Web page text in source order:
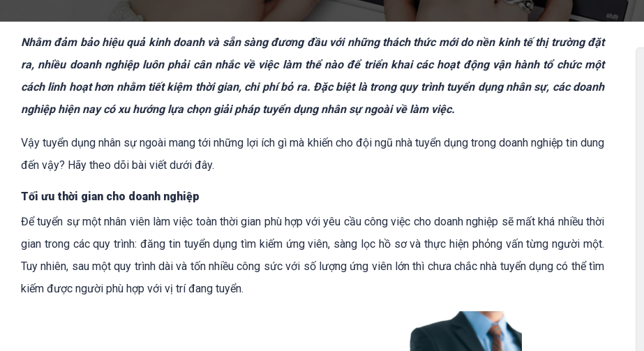
Nhằm đảm bảo hiệu quả kinh doanh và sẵn sàng đương đầu với những thách thức mới do nền kinh tế thị trường đặt
ra, nhiều doanh nghiệp luôn phải cân nhắc về việc làm thể nào để triển khai các hoạt động vận hành tổ chức một
cách linh hoạt hơn nhằm tiết kiệm thời gian, chi phí bỏ ra. Đặc biệt là trong quy trình tuyển dụng nhân sự, các doanh
nghiệp hiện nay có xu hướng lựa chọn giải pháp tuyển dụng nhân sự ngoài về làm việc.
Vậy tuyển dụng nhân sự ngoài mang tới những lợi ích gì mà khiến cho đội ngũ nhà tuyển dụng trong doanh nghiệp tin dung
đến vậy? Hãy theo dõi bài viết dưới đây.
Tối ưu thời gian cho doanh nghiệp
Để tuyển sự một nhân viên làm việc toàn thời gian phù hợp với yêu cầu công việc cho doanh nghiệp sẽ mất khá nhiều thời
gian trong các quy trình: đăng tin tuyển dụng tìm kiếm ứng viên, sàng lọc hồ sơ và thực hiện phỏng vấn từng người một.
Tuy nhiên, sau một quy trình dài và tốn nhiều công sức với số lượng ứng viên lớn thì chưa chắc nhà tuyển dụng có thể tìm
kiếm được người phù hợp với vị trí đang tuyển.
ACABIZ - BIẾN ĐÀO TẠO THÀNH LỢI THẾ CẠNH TRANH VỮNG MẠNH CHO
Giúp doanh nghiệp đào tạo, nâng cao kiến thức và kĩ năng của các phòng ban thông qua
được tuyển chọn từ các chuyên gia hàng đầu trên mọi lĩnh vực. Bên cạnh đó dễ dàng theo
cắt giảm những chi phí đào tạo không cần thiết. Với Acabiz, doanh nghiệp có thể tiết kiệm
chức đào tạo, tối ưu hoá hoạt động đào tạo và nâng cao hiệu quả đào tạo.